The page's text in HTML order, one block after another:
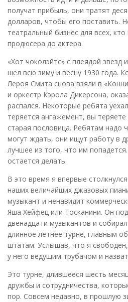
получат прибыль, они тратят
долларов, чтобы его поставить.
театральный бизнес для всех,
продюсера до актера.
«Хот чоколэйтс» с плеядой звезд
шел всю зиму и весну 1930 года.
Лероя Смита снова взяли в
и оркестр Кэрола Дикерсона,
распался. Некоторые ребята
теряется ангажемент, вы
старая пословица. Ребятам надо
могут ждать, они ищут работу в
лучшее из того, что им
остается делать.
В это время я впервые
наших величайших джазовых
музыкант и ненавидит
Яша Хейфец или Тосканини. Он
двенадцати музыкантов и
длинное летнее турне, главным
штатам. Услышав, что я
у него ведущим трубачом и
Это турне, длившееся шесть
дружбы и сотрудничества,
пор. Совсем недавно, в прошлую